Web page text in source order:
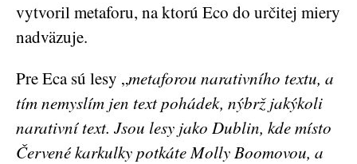
vytvoril metaforu, na ktorú Eco do určitej miery
nadväzuje.
Pre Eca sú lesy „metaforou narativního textu, a
tím nemyslím jen text pohádek, nýbrž jakýkoli
narativní text. Jsou lesy jako Dublin, kde místo
Červené karkulky potkáte Molly Boomovou, a